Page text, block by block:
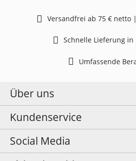
Versandfrei ab 75 € netto
Schnelle Lieferung in
Umfassende
Über uns
Kundenservice
Social Media